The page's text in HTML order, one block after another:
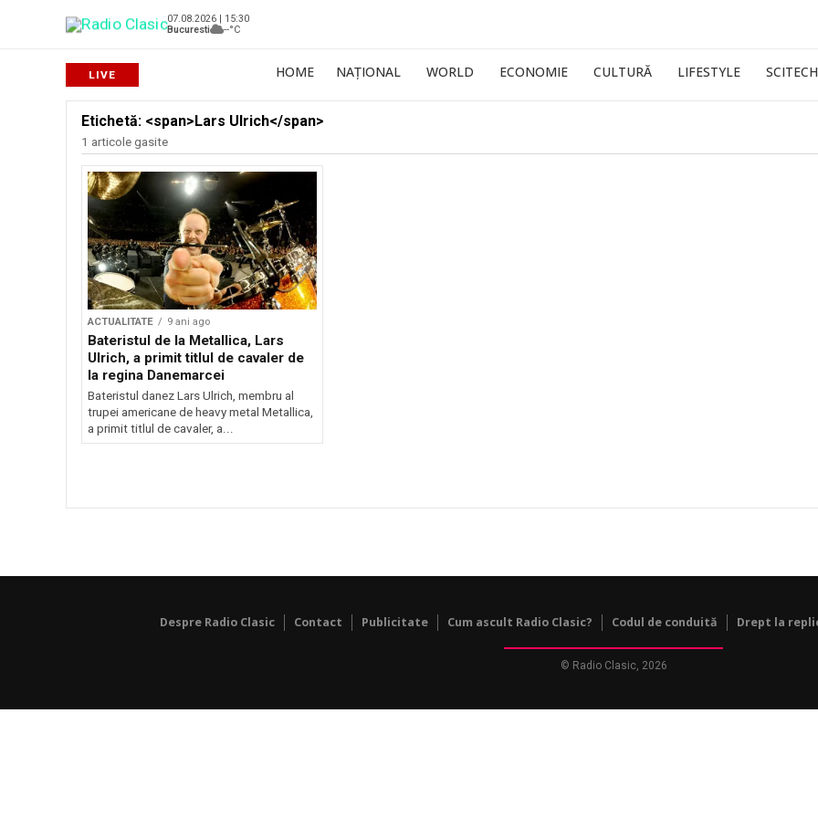
07.08.2026 | 15:30
Bucuresti
--°C
HOME NAȚIONAL WORLD ECONOMIE CULTURĂ LIFESTYLE SCITECH
Etichetă: <span>Lars Ulrich</span>
1 articole gasite
ACTUALITATE 9 ani ago
Bateristul de la Metallica, Lars
Ulrich, a primit titlul de cavaler de
la regina Danemarcei
Bateristul danez Lars Ulrich, membru al
trupei americane de heavy metal Metallica,
a primit titlul de cavaler, a...
Despre Radio Clasic Contact Publicitate Cum ascult Radio Clasic? Codul de conduită Drept la
© Radio Clasic, 2026